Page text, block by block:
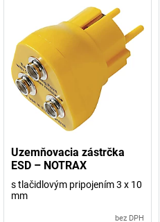
Uzemňovacia zástrčka
ESD – NOTRAX
s tlačidlovým pripojením 3 x 10
mm
bez DPH